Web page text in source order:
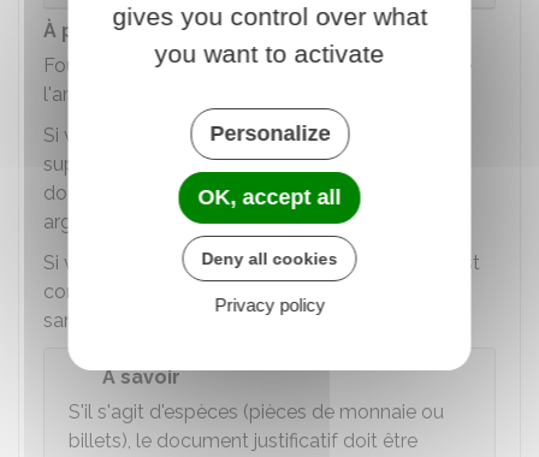
À partir de 50 000 €
Fournir un document prouvant la provenance de
l'argent
Si vous transportez une somme égale ou
supérieure à
50 000 €, vous devez fournir un
document
prouvant laprovenance
argent.
Si vous ne le fournissez pas, votre déclaration est
considérée comme fausse et vous risquez une
sanction judiciaire.
À savoir
S'il s'agit d'espèces (pièces de monnaie ou
billets), le document justificatif doit être
gives you control over what
you want to activate
Personalize
OK, accept all
Deny all cookies
Privacy policy